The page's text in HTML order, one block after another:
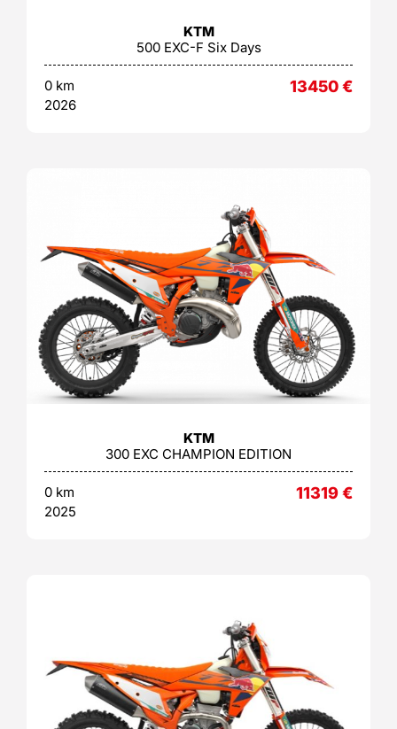
KTM
500 EXC-F Six Days
0 km
2026
13450€
KTM
300 EXC CHAMPION EDITION
0 km
2025
11319€